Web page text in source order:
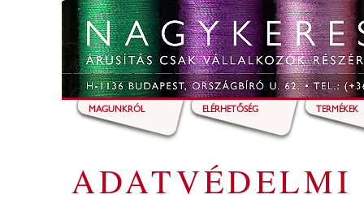
Ugrás a tartalomra
MAGUNKRÓL ELÉRHETŐSÉG TERMÉKEK